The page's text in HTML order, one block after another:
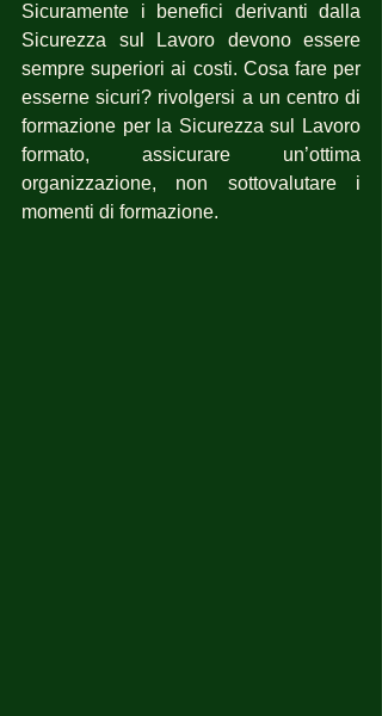
Sicuramente i benefici derivanti dalla
Sicurezza sul Lavoro devono essere
sempre superiori ai costi. Cosa fare per
esserne sicuri? rivolgersi a un centro di
formazione per la Sicurezza sul Lavoro
formato, assicurare un’ottima
organizzazione, non sottovalutare i
momenti di formazione.